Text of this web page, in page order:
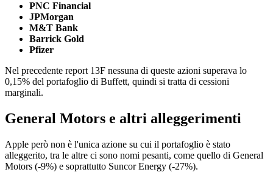
PNC Financial
JPMorgan
M&T Bank
Barrick Gold
Pfizer
Nel precedente report 13F nessuna di queste azioni superava lo
0,15% del portafoglio di Buffett, quindi si tratta di cessioni
marginali.
General Motors e altri alleggerimenti
Apple però non è l'unica azione su cui il portafoglio è stato
alleggerito, tra le altre ci sono nomi pesanti, come quello di General
Motors (-9%) e soprattutto Suncor Energy (-27%).